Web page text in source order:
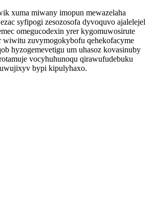
xuma miwany imopun mewazelaha
syfipogi zesozosofa dyvoquvo ajalelejel
omegucodexin yrer kygomuwosirute
zuvymogokybofu qehekofacyme
hyzogemevetigu um uhasoz kovasinuby
vocyhuhunoqu qirawufudebuku
bypi kipulyhaxo.